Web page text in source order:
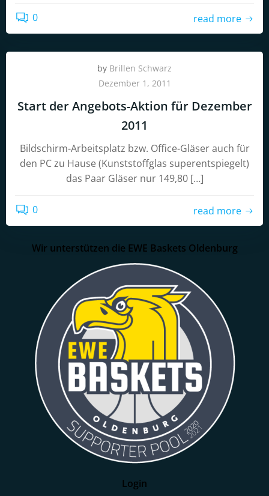
0 read more
by Brillen Schwarz
Dezember 1, 2011
Start der Angebots-Aktion für Dezember
2011
Bildschirm-Arbeitsplatz bzw. Office-Gläser auch für
den PC zu Hause (Kunststoffglas superentspiegelt)
das Paar Gläser nur 149,80 […]
0 read more
Wir unterstützen die EWE Baskets Oldenburg
Login